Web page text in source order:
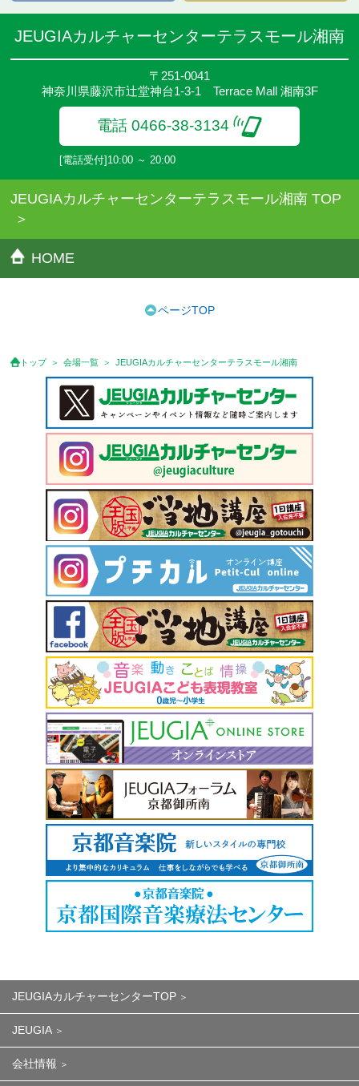
JEUGIAカルチャーセンターテラスモール湘南
〒251-0041
神奈川県藤沢市辻堂神台1-3-1 Terrace Mall 湘南3F
電話 0466-38-3134
[電話受付]10:00 ～ 20:00
JEUGIAカルチャーセンターテラスモール湘南 TOP
HOME
ページTOP
トップ 会場一覧 JEUGIAカルチャーセンターテラスモール湘南
JEUGIAカルチャーセンターTOP
JEUGIA
会社情報